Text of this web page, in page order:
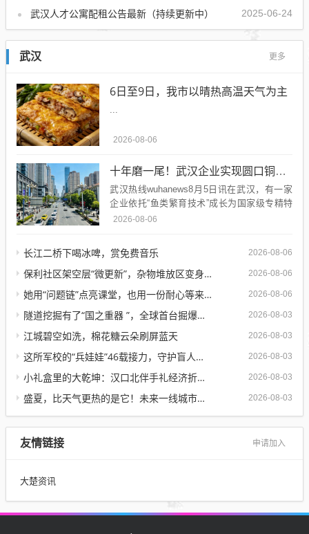
2025-06-24
武汉人才公寓配租公告最新（持续更新中）
武汉 更多
6日至9日，我市以晴热高温天气为主
...
2026-08-06
十年磨一尾！武汉企业实现圆口铜鱼规模化繁育
武汉热线wuhanews8月5日讯在武汉，有一家
企业依托“鱼类繁育技术”成长为国家级专精特
新“小巨人”企业。近日，长江日报记者走进坐
2026-08-06
长江二桥下喝冰啤，赏免费音乐 2026-08-06
保利社区架空层“微更新”，杂物堆放区变身健身活动室 2026-08-06
她用“问题链”点亮课堂，也用一份耐心等来孩子成长 2026-08-06
隧道挖掘有了“国之重器 ”，全球首台掘爆机在武汉下线 2026-08-03
江城碧空如洗，棉花糖云朵刷屏蓝天 2026-08-03
这所军校的“兵娃娃”46载接力，守护盲人宿舍 2026-08-03
小礼盒里的大乾坤：汉口北伴手礼经济折射中国消费新脉动 2026-08-03
盛夏，比天气更热的是它！未来一线城市，都抢着下注 2026-08-03
友情链接 申请加入
大楚资讯